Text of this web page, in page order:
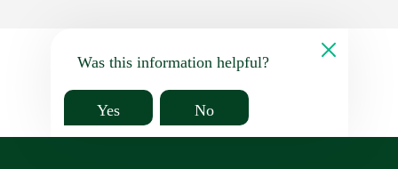
Was this information helpful?
Yes No